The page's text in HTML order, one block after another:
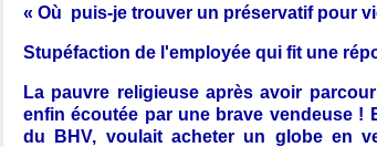
« Où puis-je trouver un préservatif pour
Stupéfaction de l'employée qui fit une
La pauvre religieuse après avoir
enfin écoutée par une brave vendeuse !
du BHV, voulait acheter un globe en